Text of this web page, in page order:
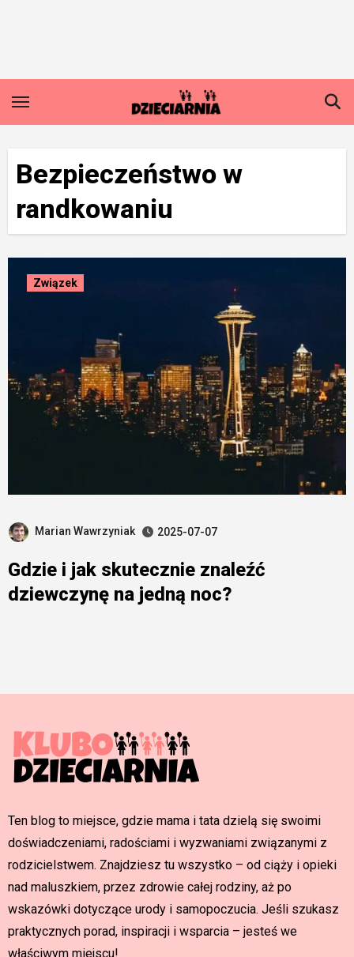
Bezpieczeństwo w
randkowaniu
Związek
Marian Wawrzyniak 2025-07-07
Gdzie i jak skutecznie znaleźć
dziewczynę na jedną noc?
Ten blog to miejsce, gdzie mama i tata dzielą się swoimi
doświadczeniami, radościami i wyzwaniami związanymi z
rodzicielstwem. Znajdziesz tu wszystko – od ciąży i opieki
nad maluszkiem, przez zdrowie całej rodziny, aż po
wskazówki dotyczące urody i samopoczucia. Jeśli szukasz
praktycznych porad, inspiracji i wsparcia – jesteś we
właściwym miejscu!